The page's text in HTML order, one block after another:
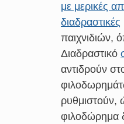
με μερικές
διαδραστικές
παιχνιδιών,
Διαδραστικό
αντιδρούν
ρυθμιστούν,
φιλοδώρημα